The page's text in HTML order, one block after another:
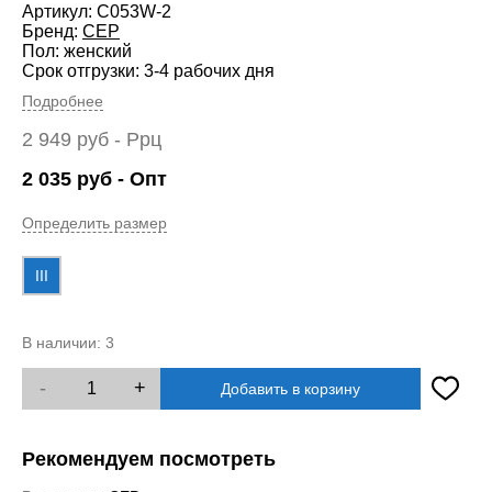
Артикул: C053W-2
Бренд: CEP
Пол: женский
Срок отгрузки: 3-4 рабочих дня
Подробнее
2 949 руб - Ррц
2 035 руб - Опт
Определить размер
III
В наличии: 3
- + Добавить в корзину
Рекомендуем посмотреть